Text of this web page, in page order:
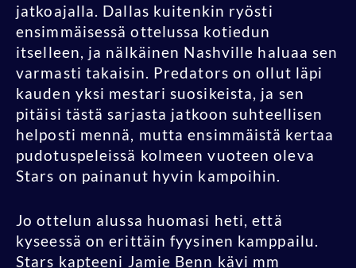
jatkoajalla. Dallas kuitenkin ryösti
ensimmäisessä ottelussa kotiedun
itselleen, ja nälkäinen Nashville haluaa sen
varmasti takaisin. Predators on ollut läpi
kauden yksi mestari suosikeista, ja sen
pitäisi tästä sarjasta jatkoon suhteellisen
helposti mennä, mutta ensimmäistä kertaa
pudotuspeleissä kolmeen vuoteen oleva
Stars on painanut hyvin kampoihin.
Jo ottelun alussa huomasi heti, että
kyseessä on erittäin fyysinen kamppailu.
Stars kapteeni Jamie Benn kävi mm